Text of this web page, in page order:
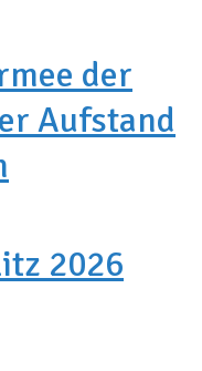
der
Aufstand
2026